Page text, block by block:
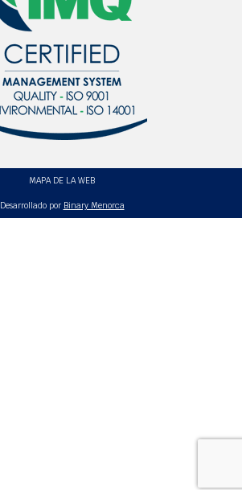
MAPA DE LA WEB
Desarrollado por Binary Menorca